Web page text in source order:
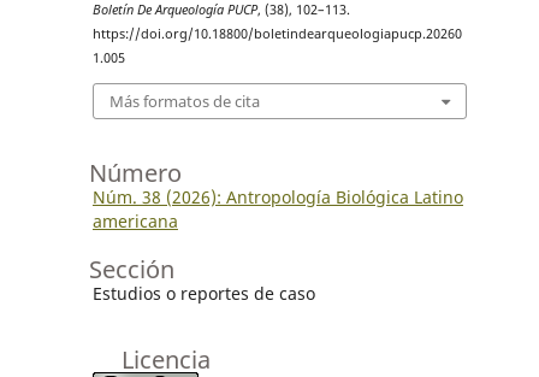
Boletín De Arqueología PUCP, (38), 102–113.
https://doi.org/10.18800/boletindearqueologiapucp.20260
1.005
Más formatos de cita
Número
Núm. 38 (2026): Antropología Biológica Latino
americana
Sección
Estudios o reportes de caso
Licencia